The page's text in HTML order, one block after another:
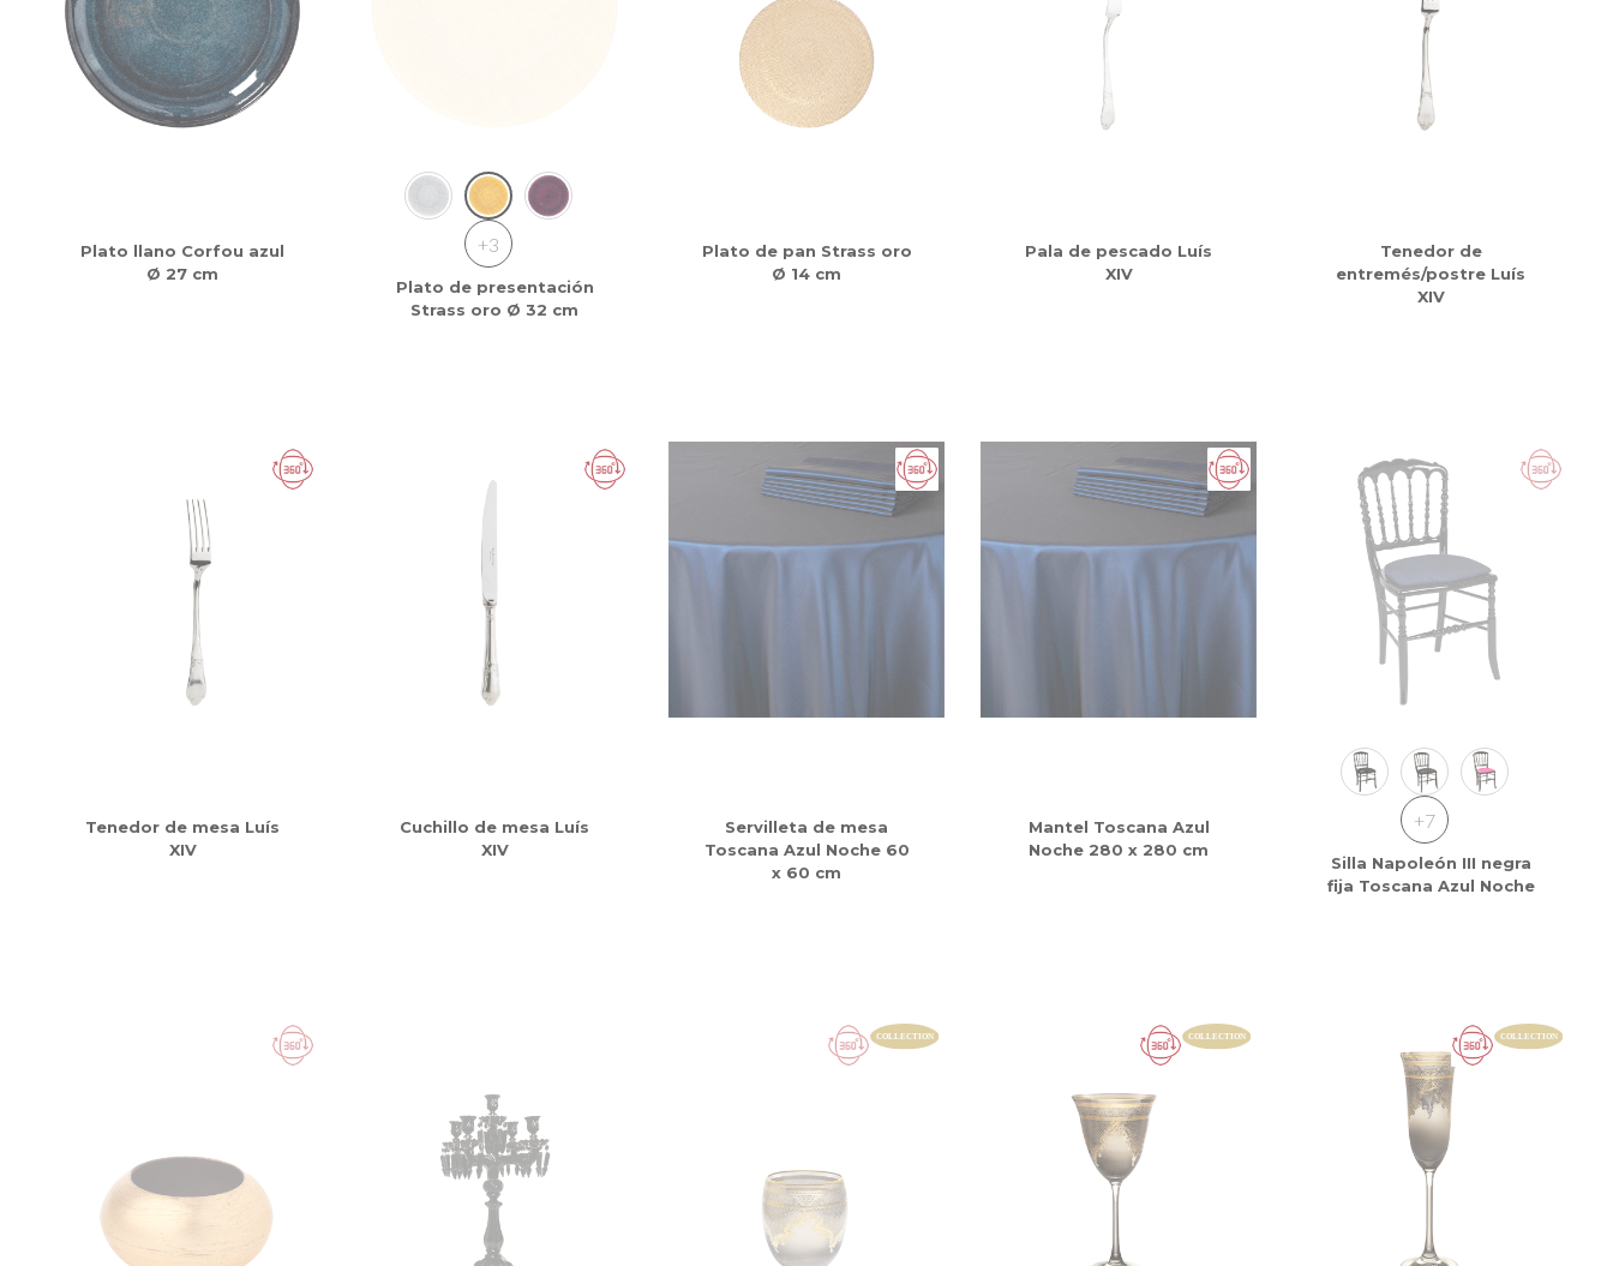
Plato llano Corfou azul
Ø 27 cm
+3
Plato de presentación
Strass oro Ø 32 cm
Plato de pan Strass oro
Ø 14 cm
Pala de pescado Luís
XIV
Tenedor de
entremés/postre Luís
XIV
Tenedor de mesa Luís
XIV
Cuchillo de mesa Luís
XIV
Servilleta de mesa
Toscana Azul Noche 60
x 60 cm
Mantel Toscana Azul
Noche 280 x 280 cm
+7
Silla Napoleón III negra
fija Toscana Azul Noche